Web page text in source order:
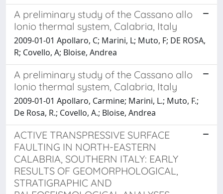
A preliminary study of the Cassano allo
Ionio thermal system, Calabria, Italy
2009-01-01 Apollaro, C; Marini, L; Muto, F; DE ROSA,
R; Covello, A; Bloise, Andrea
A preliminary study of the Cassano allo
Ionio thermal system, Calabria, Italy
2009-01-01 Apollaro, Carmine; Marini, L.; Muto, F.;
De Rosa, R.; Covello, A.; Bloise, Andrea
ACTIVE TRANSPRESSIVE SURFACE
FAULTING IN NORTH-EASTERN
CALABRIA, SOUTHERN ITALY: EARLY
RESULTS OF GEOMORPHOLOGICAL,
STRATIGRAPHIC AND